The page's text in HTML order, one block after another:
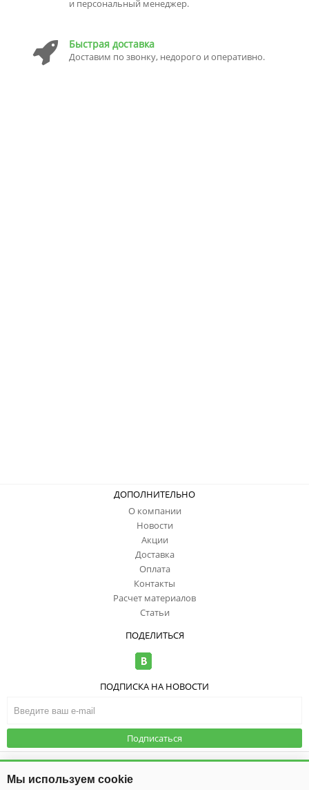
и персональный менеджер.
Быстрая доставка
Доставим по звонку, недорого и оперативно.
ДОПОЛНИТЕЛЬНО
О компании
Новости
Акции
Доставка
Оплата
Контакты
Расчет материалов
Статьи
ПОДЕЛИТЬСЯ
ПОДПИСКА НА НОВОСТИ
Подписаться
© ООО "ИзоТоп", 2006-2026. Все права
защищены. Информация сайта
защищена законом об авторских
Мы используем cookie